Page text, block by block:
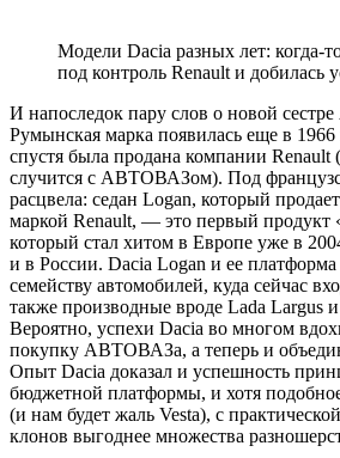
Модели Dacia разных лет:
под контроль Renault и добилась
И напоследок пару слов о новой
Румынская марка появилась еще в 1966
спустя была продана компании Renault
случится с АВТОВАЗом). Под
расцвела: седан Logan, который
маркой Renault, — это первый продукт
который стал хитом в Европе уже в
и в России. Dacia Logan и ее
семейству автомобилей, куда сейчас
также производные вроде Lada Largus
Вероятно, успехи Dacia во многом
покупку АВТОВАЗа, а теперь и
Опыт Dacia доказал и успешность
бюджетной платформы, и хотя
(и нам будет жаль Vesta), с
клонов выгоднее множества